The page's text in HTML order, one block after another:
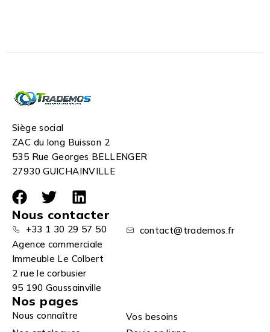
Siège social
ZAC du long Buisson 2
535 Rue Georges BELLENGER
27930 GUICHAINVILLE
Nous contacter
+33 1 30 29 57 50
contact@trademos.fr
Agence commerciale
Immeuble Le Colbert
2 rue le corbusier
95 190 Goussainville
Nos pages
Nous connaître
Vos besoins